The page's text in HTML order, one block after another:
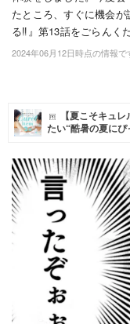
病院
住まい
トレンド・イベント
たところ、すぐに機会
る‼』第13話をごらんく
2024年06月12日時点の情報で
【夏こそキュ
たい“酷暑の夏に